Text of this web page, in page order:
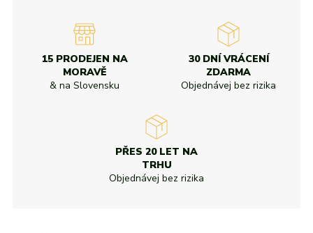
15 PRODEJEN NA
MORAVĚ
& na Slovensku
30 DNÍ VRÁCENÍ
ZDARMA
Objednávej bez rizika
PŘES 20 LET NA
TRHU
Objednávej bez rizika